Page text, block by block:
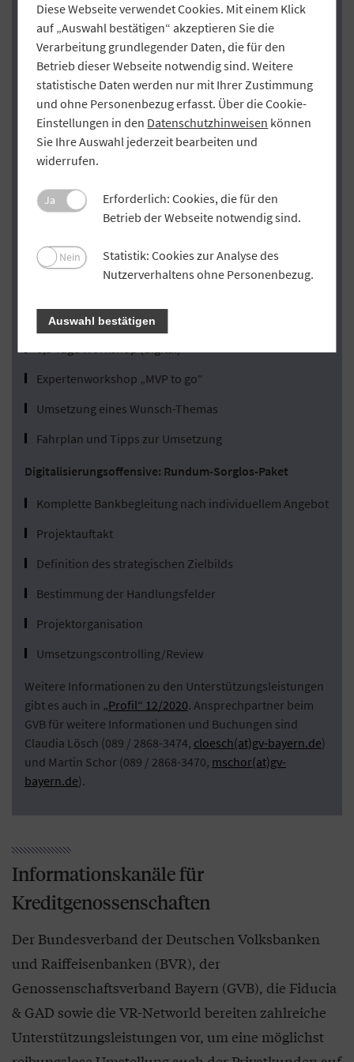
Der Genossenschaftsverband Bayern (GVB) hat unter dem
Motto „Vollgas digital“ zwei kompakte Workshop-
Formate und ein „Rundum-Sorglos-Paket“ entwickelt, um
die bayerischen Volksbanken und Raiffeisenbanken auf
dem Weg zur Omnikanalbank zu begleiten. Die Formate
im Überblick:
Digitalisierungsoffensive: Sparrings-Termin
Definition des aktuellen Projektstands
Umsetzung
Tipps und Tricks zur Einführung
Digitalisierungsoffensive: Wunsch-Thema
Expertenworkshop „MVP to go“
Umsetzung eines Wunsch-Themas
Fahrplan und Tipps zur Umsetzung
Digitalisierungsoffensive: Rundum-Sorglos-Paket
Komplette Bankbegleitung nach individuellem Angebot
Projektauftakt
Definition des strategischen Zielbilds
Bestimmung der Handlungsfelder
Projektorganisation
Umsetzungscontrolling/Review
Weitere Informationen zu den Unterstützungsleistungen
gibt es auch in „Profil“ 12/2020. Ansprechpartner beim
GVB für weitere Informationen und Buchungen sind
Claudia Lösch (089 / 2868-3474, cloesch(at)gv-bayern.de)
und Martin Schor (089 / 2868-3470, mschor(at)gv-
bayern.de).
Informationskanäle für
Kreditgenossenschaften
Der Bundesverband der Deutschen Volksbanken
und Raiffeisenbanken (BVR), der
Genossenschaftsverband Bayern (GVB), die Fiducia
& GAD sowie die VR-Networld bereiten zahlreiche
Unterstützungsleistungen vor, um eine möglichst
Diese Webseite verwendet Cookies. Mit einem Klick
auf „Auswahl bestätigen“ akzeptieren Sie die
Verarbeitung grundlegender Daten, die für den
Betrieb dieser Webseite notwendig sind. Weitere
statistische Daten werden nur mit Ihrer Zustimmung
und ohne Personenbezug erfasst. Über die Cookie-
Einstellungen in den Datenschutzhinweisen können
Sie Ihre Auswahl jederzeit bearbeiten und
widerrufen.
Ja
Erforderlich: Cookies, die für den
Betrieb der Webseite notwendig sind.
Nein
Statistik: Cookies zur Analyse des
Nutzerverhaltens ohne Personenbezug.
Auswahl bestätigen